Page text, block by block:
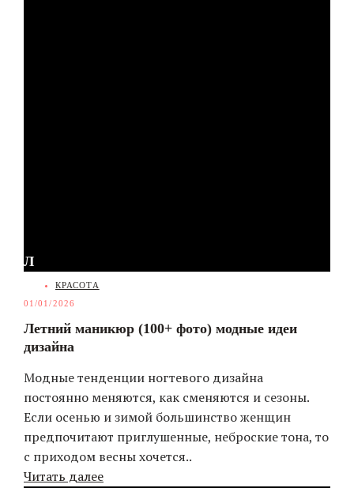
Л
CATEGORIES
КРАСОТА
01/01/2026
Летний маникюр (100+ фото) модные идеи
дизайна
Модные тенденции ногтевого дизайна
постоянно меняются, как сменяются и сезоны.
Если осенью и зимой большинство женщин
предпочитают приглушенные, неброские тона, то
с приходом весны хочется..
Читать далее